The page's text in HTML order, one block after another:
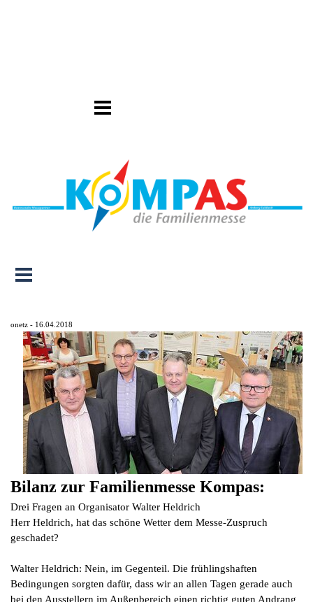
Menü überspringen
onetz - 16.04.2018
Bilanz zur Familienmesse Kompas:
Drei Fragen an Organisator Walter Heldrich
Herr Heldrich, hat das schöne Wetter dem Messe-Zuspruch
geschadet?
Walter Heldrich: Nein, im Gegenteil. Die frühlingshaften
Bedingungen sorgten dafür, dass wir an allen Tagen gerade auch
bei den Ausstellern im Außenbereich einen richtig guten Andrang